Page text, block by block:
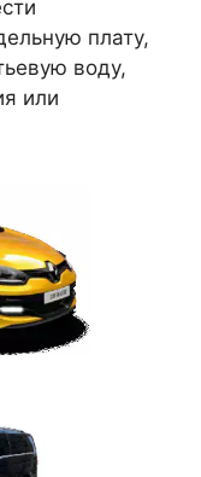
плату,
воду,
или